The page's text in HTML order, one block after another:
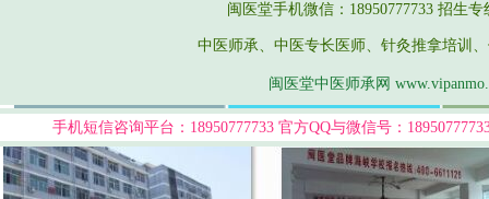
闽医堂手机微信：18950777733 招生
中医师承、中医专长医师、针灸推拿培训
闽医堂中医师承网
手机短信咨询平台：18950777733 官方QQ与微信号：